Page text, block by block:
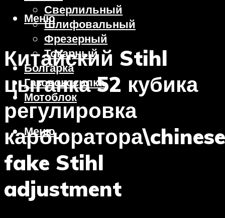
Сверлильный
Шлифовальный
Фрезерный
Токарный
Болгарка
Газонокосилка
Мотоблок
Меню
Меню
Китайский Stihl
цыганка 52 кубика
регулировка
карбюратора\chinese
fake Stihl
adjustment